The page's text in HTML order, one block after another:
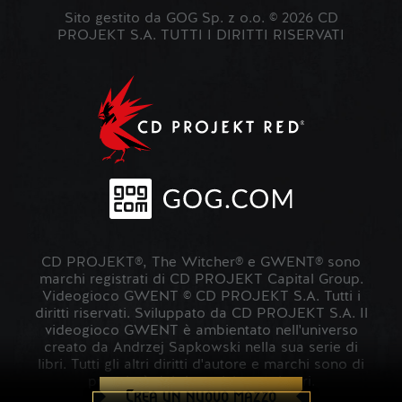
Crea un nuovo mazzo
Sito gestito da GOG Sp. z o.o. © 2026 CD
PROJEKT S.A. TUTTI I DIRITTI RISERVATI
CD PROJEKT®, The Witcher® e GWENT® sono
marchi registrati di CD PROJEKT Capital Group.
Videogioco GWENT © CD PROJEKT S.A. Tutti i
diritti riservati. Sviluppato da CD PROJEKT S.A. Il
videogioco GWENT è ambientato nell'universo
creato da Andrzej Sapkowski nella sua serie di
libri. Tutti gli altri diritti d'autore e marchi sono di
proprietà dei rispettivi proprietari.